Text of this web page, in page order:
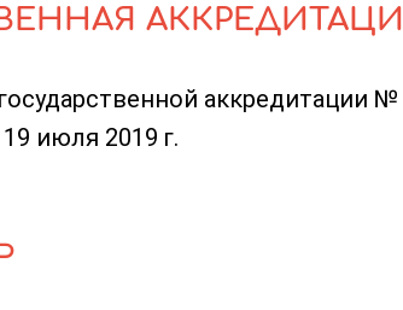
аккредитации №
июля 2019 г.